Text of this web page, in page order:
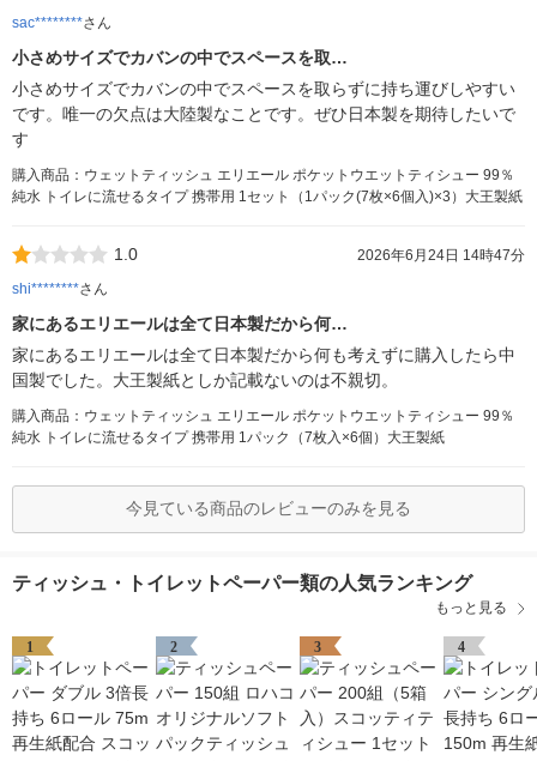
sac********さん
小さめサイズでカバンの中でスペースを取…
小さめサイズでカバンの中でスペースを取らずに持ち運びしやすい
です。唯一の欠点は大陸製なことです。ぜひ日本製を期待したいで
す
購入商品：ウェットティッシュ エリエール ポケットウエットティシュー 99％
純水 トイレに流せるタイプ 携帯用 1セット（1パック(7枚×6個入)×3）大王製紙
1.0
2026年6月24日 14時47分
shi********さん
家にあるエリエールは全て日本製だから何…
家にあるエリエールは全て日本製だから何も考えずに購入したら中
国製でした。大王製紙としか記載ないのは不親切。
購入商品：ウェットティッシュ エリエール ポケットウエットティシュー 99％
純水 トイレに流せるタイプ 携帯用 1パック（7枚入×6個）大王製紙
今見ている商品のレビューのみを見る
ティッシュ・トイレットペーパー類の人気ランキング
もっと見る
1 2 3 4